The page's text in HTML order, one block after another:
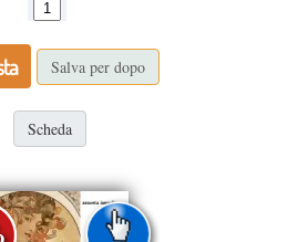
Salva per dopo
Scheda